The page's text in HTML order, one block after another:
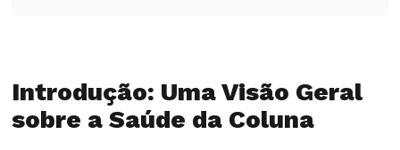
Leve exames, mas descreva o que você não
consegue fazer no dia a dia.
Introdução: Uma Visão Geral
sobre a Saúde da Coluna